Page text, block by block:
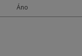
Áno